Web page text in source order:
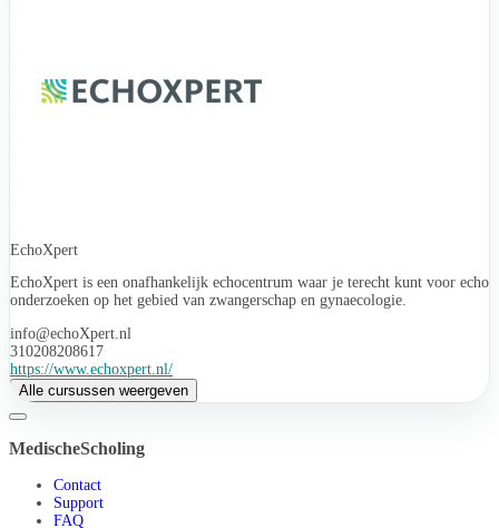
EchoXpert
EchoXpert is een onafhankelijk echocentrum waar je terecht kunt voor echo
onderzoeken op het gebied van zwangerschap en gynaecologie.
info@echoXpert.nl
310208208617
https://www.echoxpert.nl/
Alle cursussen weergeven
MedischeScholing
Contact
Support
FAQ